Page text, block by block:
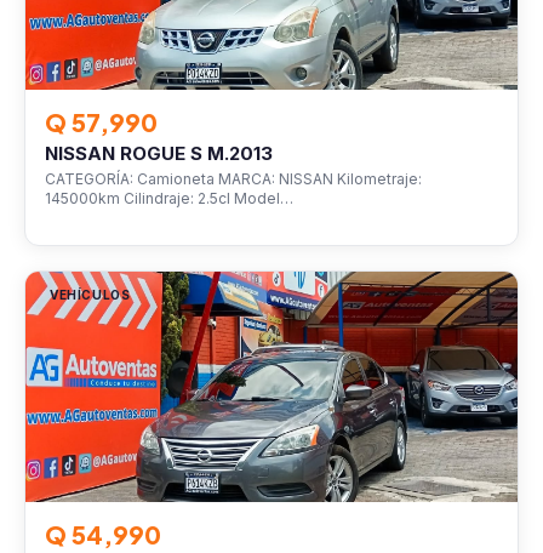
Q 57,990
NISSAN ROGUE S M.2013
CATEGORÍA: Camioneta MARCA: NISSAN Kilometraje:
145000km Cilindraje: 2.5cl Model…
VEHÍCULOS
Q 54,990